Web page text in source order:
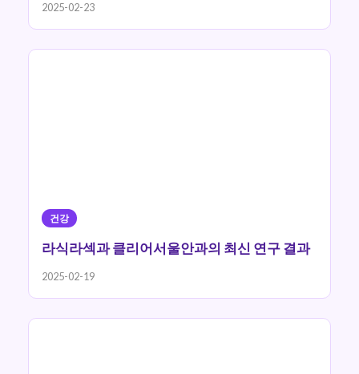
2025-02-23
건강
라식라섹과 클리어서울안과의 최신 연구 결과
2025-02-19